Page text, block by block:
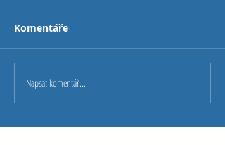
Komentáře
Napsat komentář...